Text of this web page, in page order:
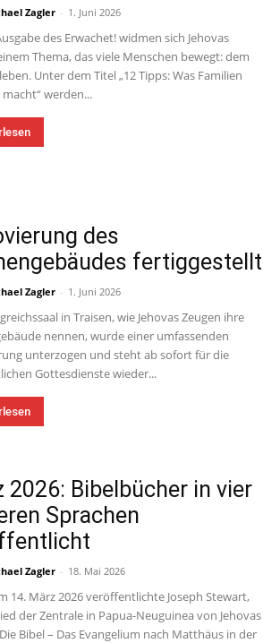
Zagler - 1. Juni 2026
des Erwachet! widmen sich Jehovas
Thema, das viele Menschen bewegt: dem
Unter dem Titel „12 Tipps: Was Familien
werden...
des
fertiggestellt
Zagler - 1. Juni 2026
in Traisen, wie Jehovas Zeugen ihre
nennen, wurde einer umfassenden
unterzogen und steht ab sofort für die
Gottesdienste wieder...
2026: Bibelbücher in vier
Sprachen
Zagler - 18. Mai 2026
14. März 2026 veröffentlichte Joseph Stewart,
der Zentrale in Papua-Neuguinea von Jehovas
Bibel – Das Evangelium nach Matthäus in der